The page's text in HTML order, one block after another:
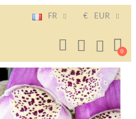
FR € EUR